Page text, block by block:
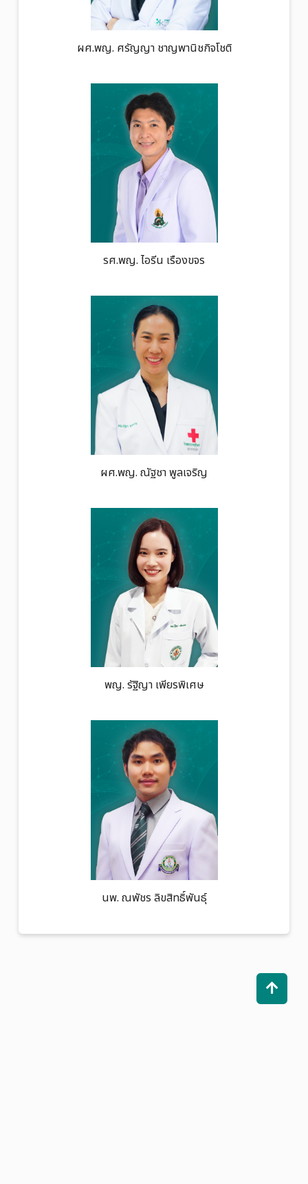
ผศ.พญ. ศรัญญา ชาญพานิชกิจโชติ
รศ.พญ. ไอรีน เรืองขจร
ผศ.พญ. ณัฐชา พูลเจริญ
พญ. รัฐิญา เพียรพิเศษ
นพ. ณพัชร ลิขสิทธิ์พันธุ์